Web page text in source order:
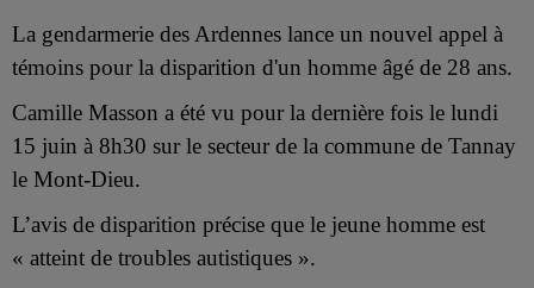
La gendarmerie des Ardennes lance un nouvel appel à
témoins pour la disparition d'un homme âgé de 28 ans.
Camille Masson a été vu pour la dernière fois le lundi
15 juin à 8h30 sur le secteur de la commune de Tannay
le Mont-Dieu.
L’avis de disparition précise que le jeune homme est
« atteint de troubles autistiques ».